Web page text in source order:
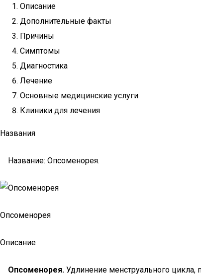
Описание
Дополнительные факты
Причины
Симптомы
Диагностика
Лечение
Основные медицинские услуги
Клиники для лечения
Названия
Название: Опсоменорея.
Опсоменорея
Описание
Опсоменорея. Удлинение менструального цикла,